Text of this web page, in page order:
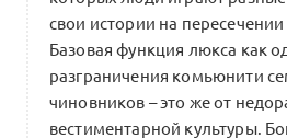
свои истории на
Базовая функция люкса как
разграничения комьюнити
чиновников – это же от
вестиментарной культуры.